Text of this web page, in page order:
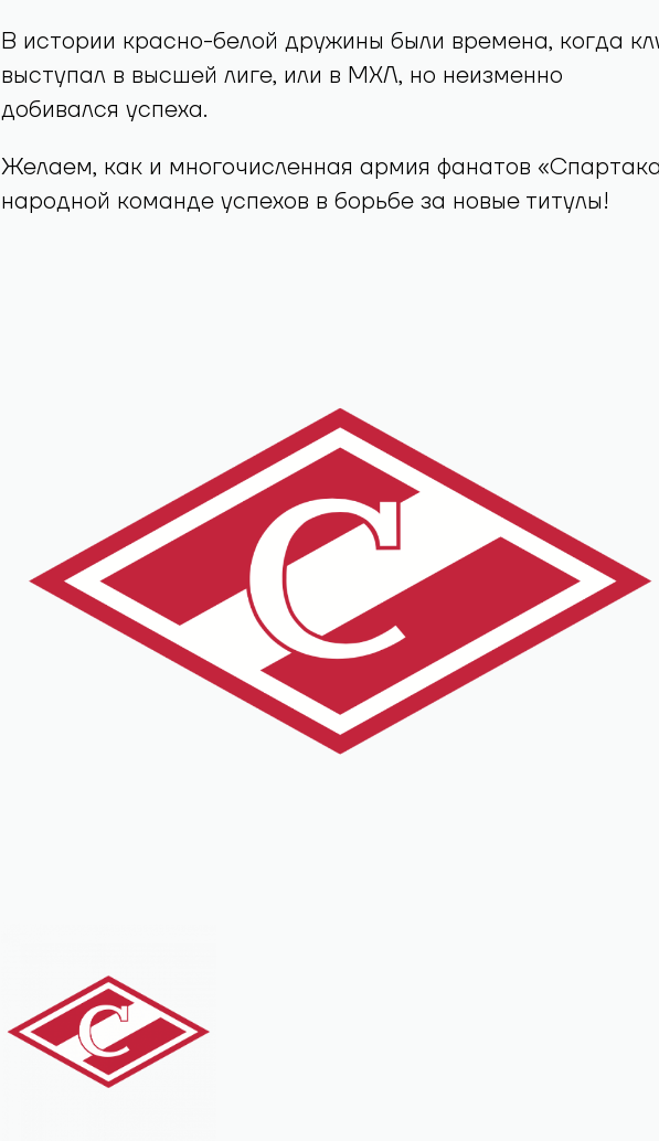
В истории красно-белой дружины были времена, когда
выступал в высшей лиге, или в МХЛ, но неизменно
добивался успеха.
Желаем, как и многочисленная армия фанатов
народной команде успехов в борьбе за новые титулы!